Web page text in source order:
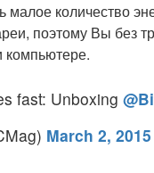
малое количество
поэтому Вы без
компьютере.
fast: Unboxing
March 2, 2015